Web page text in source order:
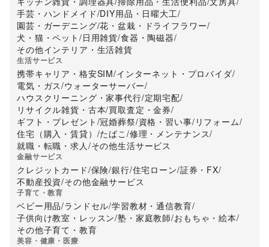
手芸・ハンドメイド/DIY用品・日曜大工/
園芸・ガーデニング/花・盆栽・ドライフラワー/
犬・猫・ペット /日用雑貨/食器・陶磁器/
その他インテリア・生活雑貨
生活サービス
携帯キャリア・格安SIM/インターネット・プロバイダ/
電気・ガス/ウォーターサーバー/
ハウスクリーニング・家事代行/定期宅配/
リサイクル雑貨・古本/買取査定・金券/
ギフト・プレゼント /冠婚葬祭/資格・習い事/ リフォーム/
住宅（購入・賃貸） /たばこ /修理・メンテナンス/
就職・転職・求人/その他生活サービス
金融サービス
クレジットカード/保険/銀行/住宅ローン/証券・FX/
不動産投資/その他金融サービス
子育て・教育
ベビー用品/ランドセル/学習教材・通信教育/
子供向け教室・レッスン/塾・家庭教師/おもちゃ・絵本/
その他子育て・教育
美容・健康・医療